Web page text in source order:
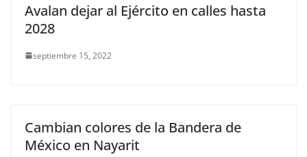
Avalan dejar al Ejército en calles hasta
2028
septiembre 15, 2022
Cambian colores de la Bandera de
México en Nayarit